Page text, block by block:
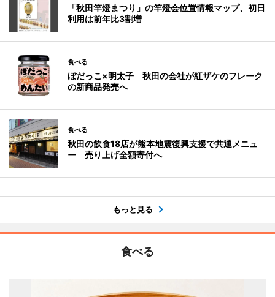
「秋田竿燈まつり」の竿燈会位置情報マップ、初日
利用は前年比3割増
食べる
ぼだっこ×明太子 秋田の会社が紅ザケのフレーク
の新商品発売へ
食べる
秋田の飲食18店が熊本地震復興支援で共通メニュ
ー 売り上げ全額寄付へ
もっと見る
食べる